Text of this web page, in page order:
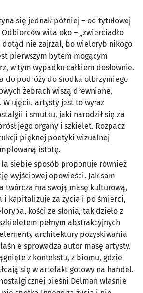
się jednak później – od tytułowej
wita oko – „zwierciadło
dotąd nie zajrzał, bo wieloryb nikogo
pierwszym bytem mogącym
w tym wypadku całkiem dosłownie.
do podróży do środka olbrzymiego
żebrach wiszą drewniane,
W ujęciu artysty jest to wyraz
i smutku, jaki narodził się za
jego organy i szkielet. Rozpacz
pięknej poetyki wizualnej
istotę.
siebie sposób proponuje również
wyjściowej opowieści. Jak sam
twórcza ma swoją masę kulturową,
i kapitalizuje za życia i po śmierci,
kości ze słonia, tak dzieło z
pełnym abstrakcyjnych
architektury pozyskiwania
sprowadza autor masę artysty.
z kontekstu, z biomu, gdzie
się w artefakt gotowy na handel.
pieśni Delman właśnie